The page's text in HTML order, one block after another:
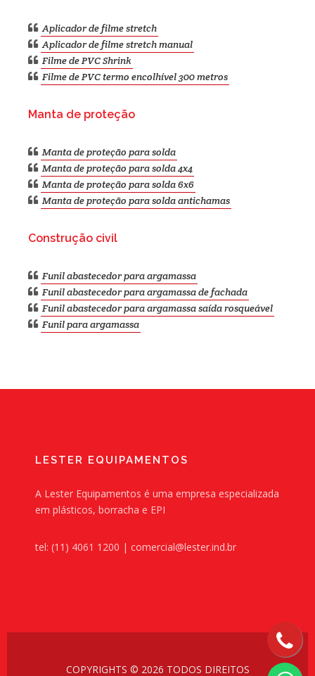
Aplicador de filme stretch
Aplicador de filme stretch manual
Filme de PVC Shrink
Filme de PVC termo encolhível 300 metros
Manta de proteção
Manta de proteção para solda
Manta de proteção para solda 4x4
Manta de proteção para solda 6x6
Manta de proteção para solda antichamas
Construção civil
Funil abastecedor para argamassa
Funil abastecedor para argamassa de fachada
Funil abastecedor para argamassa saída rosqueável
Funil para argamassa
LESTER EQUIPAMENTOS
A Lester Equipamentos é uma empresa especializada
em plásticos, borracha e EPI
tel: (11) 4061 1200 | comercial@lester.ind.br
COPYRIGHTS © 2026 TODOS DIREITOS